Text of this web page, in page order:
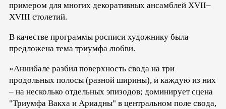
примером для многих декоративных ансамблей XVII–
XVIII столетий.
В качестве программы росписи художнику была
предложена тема триумфа любви.
«Аннибале разбил поверхность свода на три
продольных полосы (разной ширины), и каждую из них
– на несколько отдельных эпизодов; доминирует сцена
"Триумфа Вакха и Ариадны" в центральном поле свода,